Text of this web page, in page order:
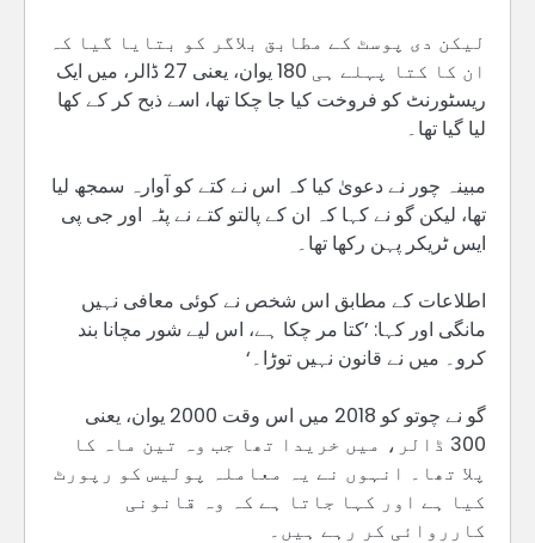
لیکن دی پوسٹ کے مطابق بلاگر کو بتایا گیا کہ
ان کا کتا پہلے ہی 180 یوان، یعنی 27 ڈالر، میں ایک
ریسٹورنٹ کو فروخت کیا جا چکا تھا، اسے ذبح کر کے کھا
لیا گیا تھا۔
مبینہ چور نے دعویٰ کیا کہ اس نے کتے کو آوارہ سمجھ لیا
تھا، لیکن گو نے کہا کہ ان کے پالتو کتے نے پٹہ اور جی پی
ایس ٹریکر پہن رکھا تھا۔
اطلاعات کے مطابق اس شخص نے کوئی معافی نہیں
مانگی اور کہا: ’کتا مر چکا ہے، اس لیے شور مچانا بند
کرو۔ میں نے قانون نہیں توڑا۔‘
گو نے چوتو کو 2018 میں اس وقت 2000 یوان، یعنی
300 ڈالر، میں خریدا تھا جب وہ تین ماہ کا
پلا تھا۔ انہوں نے یہ معاملہ پولیس کو رپورٹ
کیا ہے اور کہا جاتا ہے کہ وہ قانونی
کارروائی کر رہے ہیں۔